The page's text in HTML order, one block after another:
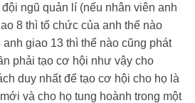
ngũ quản lí (nếu nhân viên anh
8 thì tổ chức của anh thế nào
giao 13 thì thể nào cũng phát
phải tạo cơ hội như vậy cho
duy nhất để tạo cơ hội cho họ là
và cho họ tung hoành trong một